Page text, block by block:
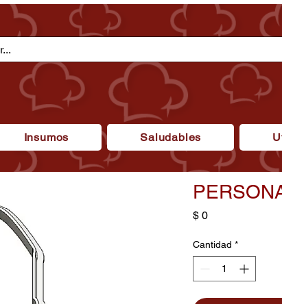
Insumos Saludables
$ 0Precio
Cantidad *